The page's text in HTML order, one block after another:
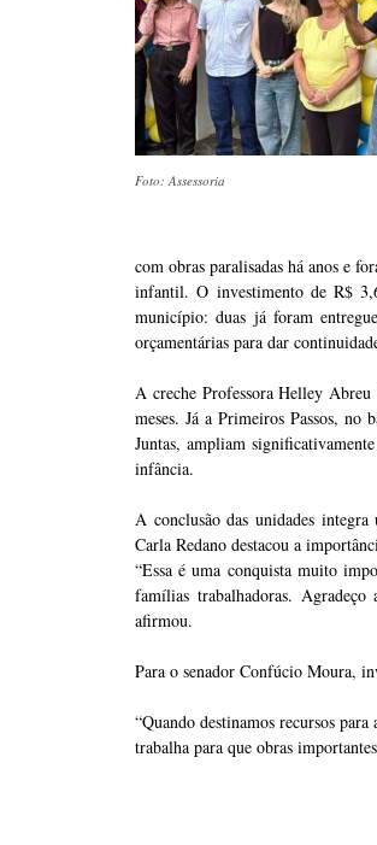
Foto: Assessoria
com obras paralisadas há anos e
infantil. O investimento de R$
município: duas já foram
orçamentárias para dar
A creche Professora Helley Abreu
meses. Já a Primeiros Passos, no
Juntas, ampliam
infância.
A conclusão das unidades
Carla Redano destacou a
“Essa é uma conquista muito
famílias trabalhadoras.
afirmou.
Para o senador Confúcio Moura,
“Quando destinamos recursos
trabalha para que obras